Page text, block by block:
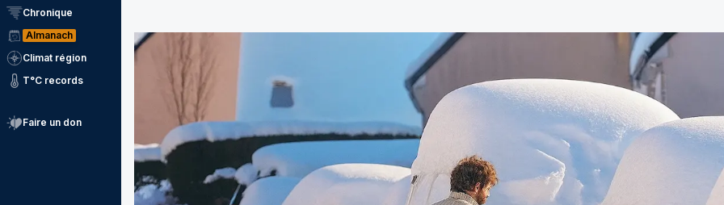
Chronique
Almanach
Climat région
T°C records
Faire un don